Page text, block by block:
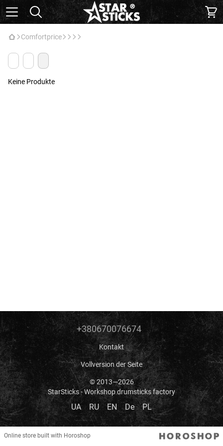
Comfortprice
Keine Produkte
+380670076674
Kontakt
Vollversion der Seite
© 2013—2026
StarSticks - Workshop drumsticks factory
UA RU EN De PL
Online store built with Horoshop